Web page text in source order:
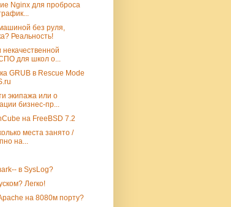
Nginx для проброса
без руля,
Реальность!
для школ о...
GRUB в Rescue Mode
экипажа или о
бизнес-пр...
на FreeBSD 7.2
места занято /
на...
в SysLog?
Легко!
на 8080м порту?